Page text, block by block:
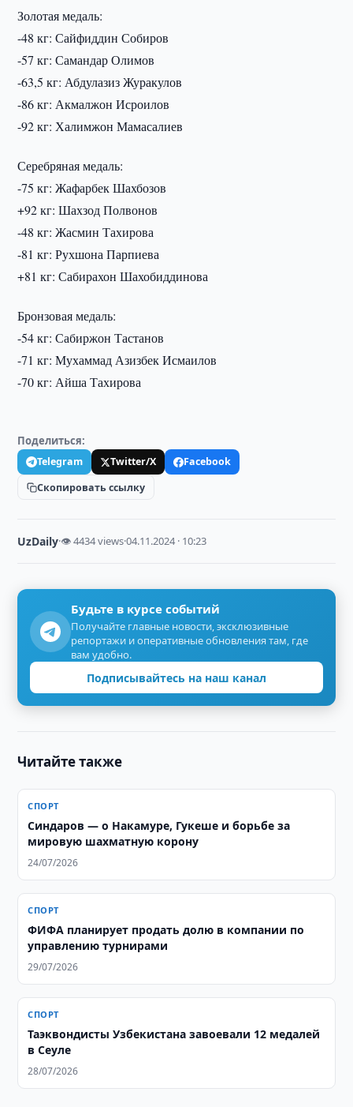
Золотая медаль:
-48 кг: Сайфиддин Собиров
-57 кг: Самандар Олимов
-63,5 кг: Абдулазиз Журакулов
-86 кг: Акмалжон Исроилов
-92 кг: Халимжон Мамасалиев
Серебряная медаль:
-75 кг: Жафарбек Шахбозов
+92 кг: Шахзод Полвонов
-48 кг: Жасмин Тахирова
-81 кг: Рухшона Парпиева
+81 кг: Сабирахон Шахобиддинова
Бронзовая медаль:
-54 кг: Сабиржон Тастанов
-71 кг: Мухаммад Азизбек Исмаилов
-70 кг: Айша Тахирова
Поделиться:
Telegram Twitter/X
Facebook
Скопировать ссылку
UzDaily·👁 4434 views·04.11.2024 · 10:23
Будьте в курсе событий
Получайте главные новости, эксклюзивные
репортажи и оперативные обновления там, где
вам удобно.
Подписывайтесь на наш канал
Читайте также
СПОРТ
Синдаров — о Накамуре, Гукеше и борьбе за
мировую шахматную корону
24/07/2026
СПОРТ
ФИФА планирует продать долю в компании по
управлению турнирами
29/07/2026
СПОРТ
Таэквондисты Узбекистана завоевали 12 медалей
в Сеуле
28/07/2026